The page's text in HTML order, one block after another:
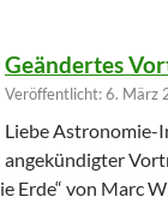
Geändertes
Veröffentlicht: 6. März
Liebe Astronomie-
angekündigter
Erde“ von Marc